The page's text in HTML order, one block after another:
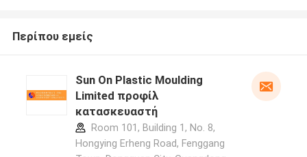
Περίπου εμείς
Sun On Plastic Moulding
Limited προφίλ
κατασκευαστή
Room 101, Building 1, No. 8,
Hongying Erheng Road, Fenggang